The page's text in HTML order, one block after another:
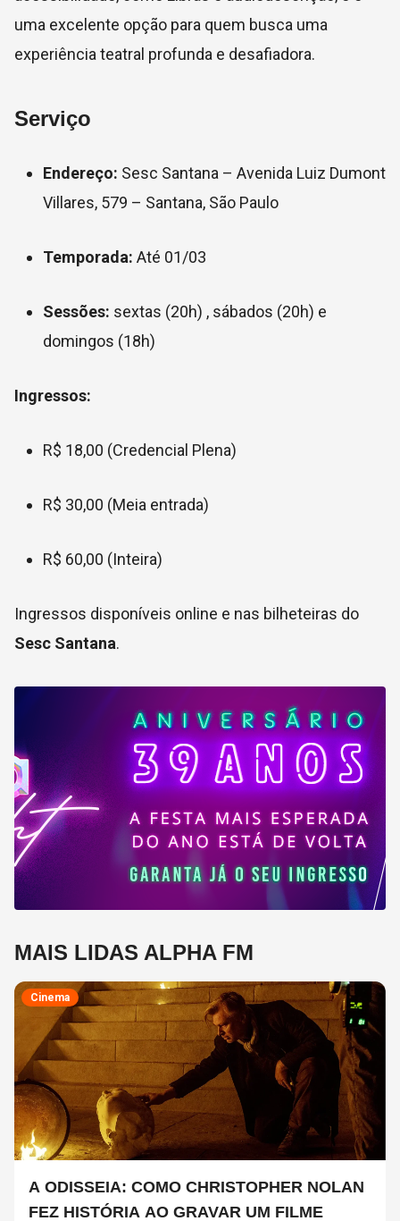
uma excelente opção para quem busca uma
experiência teatral profunda e desafiadora.
Serviço
Endereço: Sesc Santana – Avenida Luiz Dumont
Villares, 579 – Santana, São Paulo
Temporada: Até 01/03
Sessões: sextas (20h) , sábados (20h) e
domingos (18h)
Ingressos:
R$ 18,00 (Credencial Plena)
R$ 30,00 (Meia entrada)
R$ 60,00 (Inteira)
Ingressos disponíveis online e nas bilheteiras do
Sesc Santana.
MAIS LIDAS ALPHA FM
Cinema
A ODISSEIA: COMO CHRISTOPHER NOLAN
FEZ HISTÓRIA AO GRAVAR UM FILME